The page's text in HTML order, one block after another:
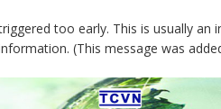
too early. This is usually
(This message was